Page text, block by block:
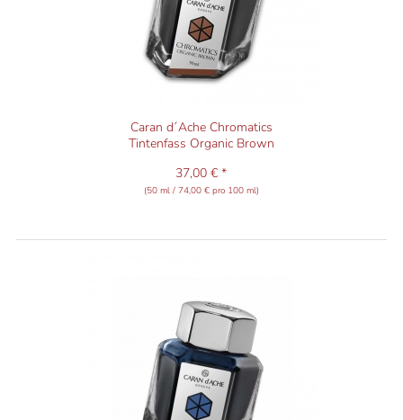
Caran d´Ache Chromatics
Tintenfass Organic Brown
37,00 € *
(50 ml / 74,00 € pro 100 ml)